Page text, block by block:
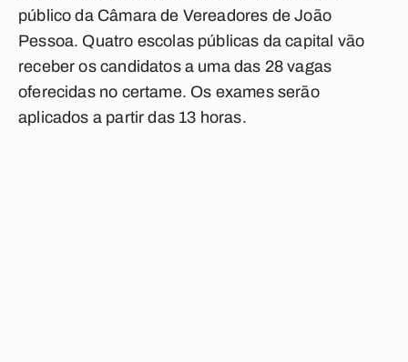
público da Câmara de Vereadores de João
Pessoa. Quatro escolas públicas da capital vão
receber os candidatos a uma das 28 vagas
oferecidas no certame. Os exames serão
aplicados a partir das 13 horas.